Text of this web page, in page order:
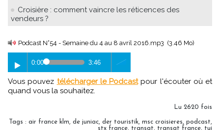
Croisière : comment vaincre les réticences des
vendeurs ?
Podcast N°54 - Semaine du 4 au 8 avril 2016.mp3 (3.46 Mo)
0:00 3:46
Vous pouvez télécharger le Podcastpour l'écouter où et
quand vous la souhaitez.
Lu 2620 fois
Tags : air france klm de juniac der touristik msc croisieres podcast
stx france
transat transat france tui